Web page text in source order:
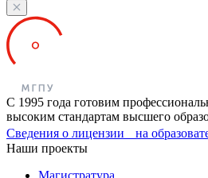
С 1995 года готовим
высоким стандартам высшего
Сведения о лицензии на
Наши проекты